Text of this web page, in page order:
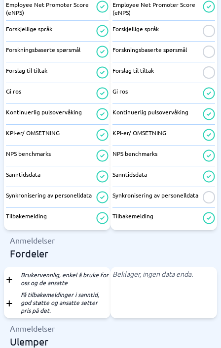
Employee Net Promoter Score
(eNPS)
Forskjellige språk
Forskningsbaserte spørsmål
Forslag til tiltak
Gi ros
Kontinuerlig pulsovervåking
KPI-er/ OMSETNING
NPS benchmarks
Sanntidsdata
Synkronisering av personelldata
Tilbakemelding
Employee Net Promoter Score
(eNPS)
Forskjellige språk
Forskningsbaserte spørsmål
Forslag til tiltak
Gi ros
Kontinuerlig pulsovervåking
KPI-er/ OMSETNING
NPS benchmarks
Sanntidsdata
Synkronisering av personelldata
Tilbakemelding
Anmeldelser
Fordeler
Brukervennlig, enkel å bruke for
oss og de ansatte
Få tilbakemeldinger i sanntid,
god støtte og ansatte setter
pris på det.
Beklager, ingen data enda.
Anmeldelser
Ulemper